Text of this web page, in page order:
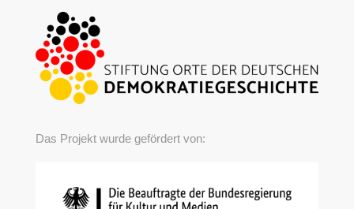
Das Projekt wurde gefördert von: